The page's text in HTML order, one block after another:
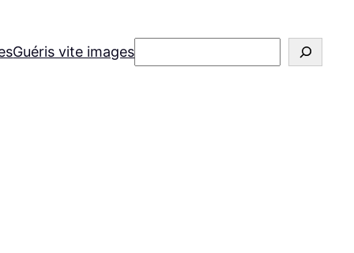
Guéris vite imagesRechercher